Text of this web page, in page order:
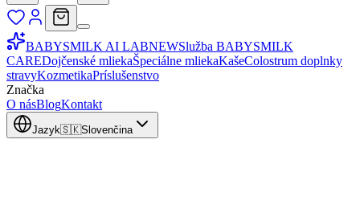
BABYSMILK AI LABNEWSlužba BABYSMILK
CAREDojčenské mliekaŠpeciálne mliekaKašeColostrum doplnky
stravyKozmetikaPríslušenstvo
Značka
O násBlogKontakt
Jazyk🇸🇰Slovenčina